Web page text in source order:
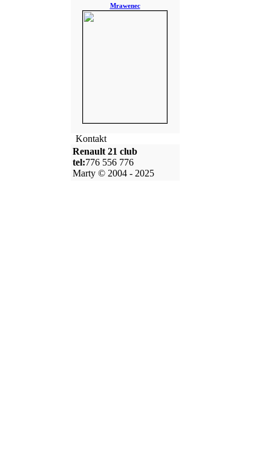
Mrawenec
Kontakt
Renault 21 club
tel:776 556 776
Marty © 2004 - 2025